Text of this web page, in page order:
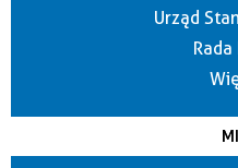
Urząd